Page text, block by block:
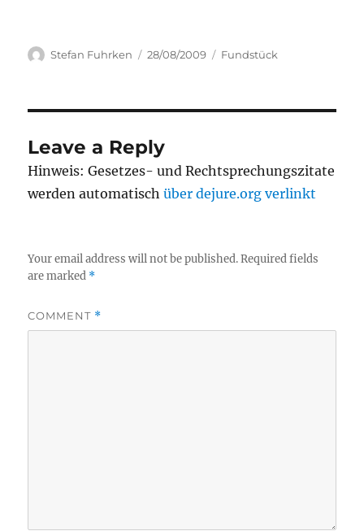
Author
Stefan Fuhrken
Posted
28/08/2009 Categories
Fundstück
Leave a Reply
Hinweis: Gesetzes- und Rechtsprechungszitate
werden automatischüber dejure.org verlinkt
Your email address will not be published. Required fields
are marked *
COMMENT *